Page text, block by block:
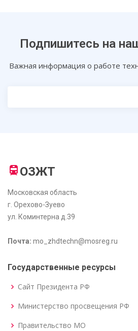
Подпишитесь на
Важная информация о работе
ОЗЖТ
Московская область
г. Орехово-Зуево
ул. Коминтерна д.39
Почта: mo_zhdtechn@mosreg.ru
Государственные ресурсы
Сайт Президента РФ
Министерство просвещения РФ
Правительство МО